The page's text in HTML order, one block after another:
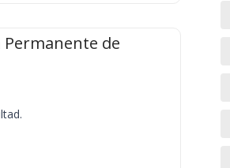
Permanente de